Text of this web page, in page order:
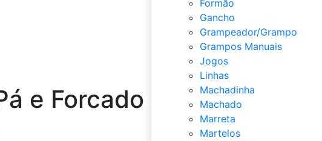
Formão
Gancho
Grampeador/Grampo
Grampos Manuais
Jogos
Linhas
Machadinha
Machado
Marreta
Martelos
e Forcado